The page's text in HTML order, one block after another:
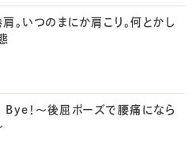
。いつのまにか肩こり。何とかし
！～後屈ポーズで腰痛になら